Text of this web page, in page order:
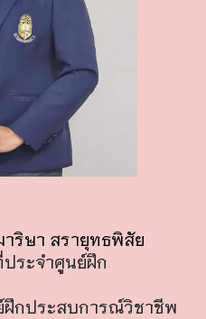
าริษา สรายุทธพิสัย
ประจำศูนย์ฝึก
ฝึกประสบการณ์วิชาชีพ